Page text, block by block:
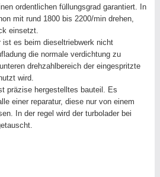
ordentlichen füllungsgrad garantiert. In
mit rund 1800 bis 2200/min drehen,
einsetzt.
ist es beim dieseltriebwerk nicht
die normale verdichtung zu
drehzahlbereich der eingespritzte
wird.
präzise hergestelltes bauteil. Es
einer reparatur, diese nur von einem
In der regel wird der turbolader bei